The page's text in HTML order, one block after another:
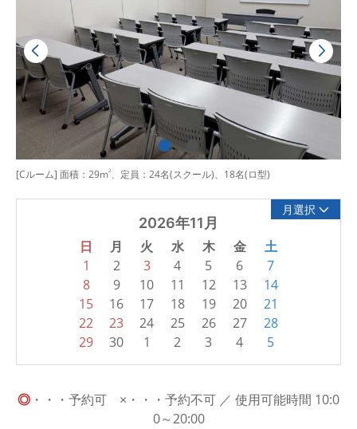
[Cルーム] 面積：29m2、定員：24名(スクール)、18名(ロ型)
月選択
2026年11月
日 月 火 水 木 金 土
1 2 3 4 5 6
7
8
9 10 11 12 13
14
15
16 17 18 19 20
21
22
23 24 25 26 27
28
29
30 1 2 3 4 5
◎ ・・・予約可 ×・・・予約不可 ／ 使用可能時間 10:0
0～20:00